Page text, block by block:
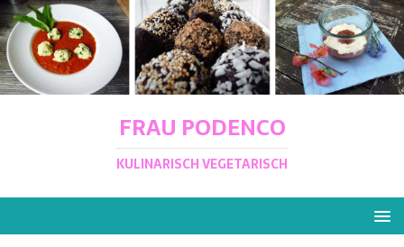
FRAU PODENCO
KULINARISCH VEGETARISCH